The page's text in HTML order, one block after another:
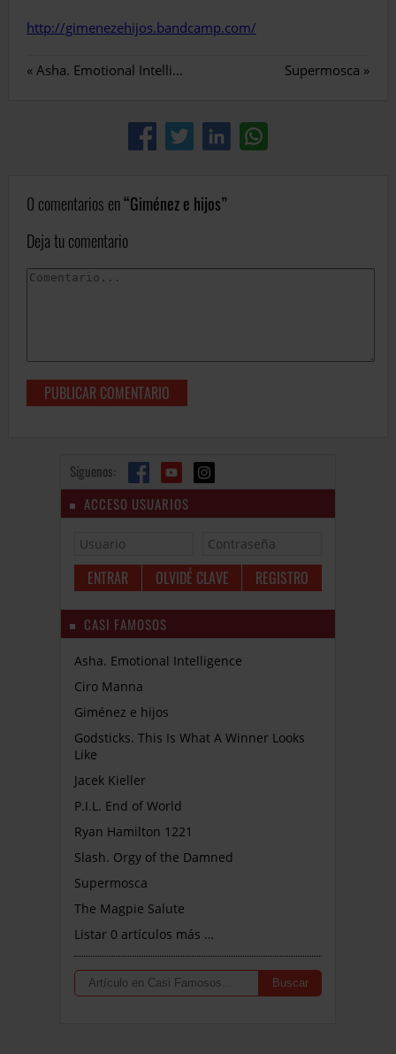
http://gimenezehijos.bandcamp.com/
« Asha. Emotional Intelligence Supermosca »
0 comentarios en Giménez e hijos
Deja tu comentario
Síguenos:
ACCESO USUARIOS
OLVIDÉ CLAVE REGISTRO
CASI FAMOSOS
Asha. Emotional Intelligence
Ciro Manna
Giménez e hijos
Godsticks. This Is What A Winner Looks
Like
Jacek Kieller
P.I.L. End of World
Ryan Hamilton 1221
Slash. Orgy of the Damned
Supermosca
The Magpie Salute
Listar 0 artículos más …